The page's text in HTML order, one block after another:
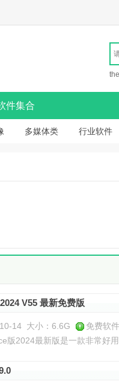
the
件集合
多媒体类 行业软件
V55 最新免费版
14 大小：6.6G 免费软件
2024最新版是一款非常好用